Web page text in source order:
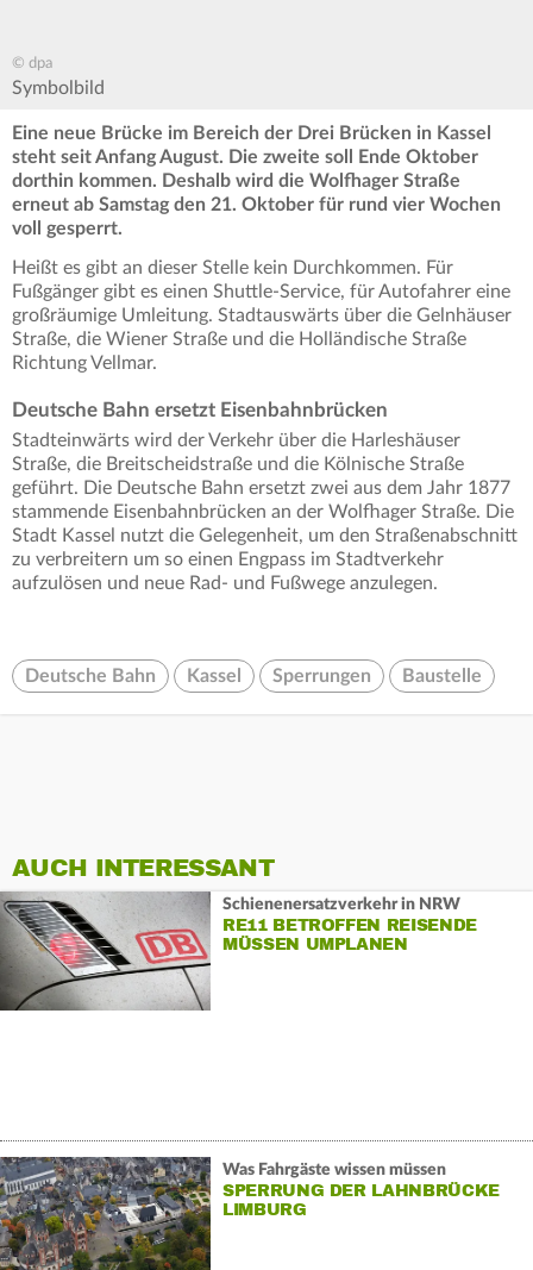
© dpa
Symbolbild
Eine neue Brücke im Bereich der Drei Brücken in Kassel
steht seit Anfang August. Die zweite soll Ende Oktober
dorthin kommen. Deshalb wird die Wolfhager Straße
erneut ab Samstag den 21. Oktober für rund vier Wochen
voll gesperrt.
Heißt es gibt an dieser Stelle kein Durchkommen. Für
Fußgänger gibt es einen Shuttle-Service, für Autofahrer eine
großräumige Umleitung. Stadtauswärts über die Gelnhäuser
Straße, die Wiener Straße und die Holländische Straße
Richtung Vellmar.
Deutsche Bahn ersetzt Eisenbahnbrücken
Stadteinwärts wird der Verkehr über die Harleshäuser
Straße, die Breitscheidstraße und die Kölnische Straße
geführt. Die Deutsche Bahn ersetzt zwei aus dem Jahr 1877
stammende Eisenbahnbrücken an der Wolfhager Straße. Die
Stadt Kassel nutzt die Gelegenheit, um den Straßenabschnitt
zu verbreitern um so einen Engpass im Stadtverkehr
aufzulösen und neue Rad‐ und Fußwege anzulegen.
Deutsche Bahn Kassel Sperrungen Baustelle
AUCH INTERESSANT
Schienenersatzverkehr in NRW
RE11 BETROFFEN REISENDE
MÜSSEN UMPLANEN
Was Fahrgäste wissen müssen
SPERRUNG DER LAHNBRÜCKE
LIMBURG